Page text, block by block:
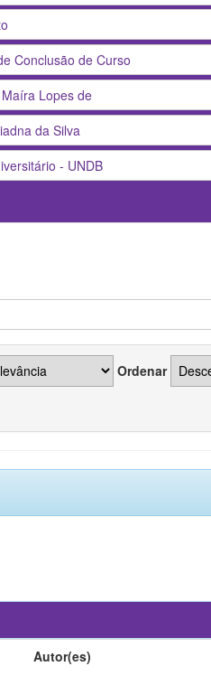
Ordenar
Autor(es)